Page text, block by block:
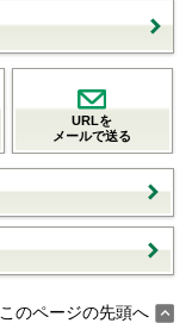
URLを
メールで送る
このページの先頭へ